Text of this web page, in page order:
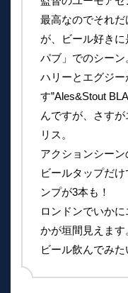
最高なのでそれ
が、ビール好き
パブ」でのシーン
ハリーとエグジ
す”Ales&Stout
んですが、さす
リス。
アクションシーン
ビールタップだ
ンプが3本も！
ロンドンでいか
かが垣間見えま
ビール飲んでみ